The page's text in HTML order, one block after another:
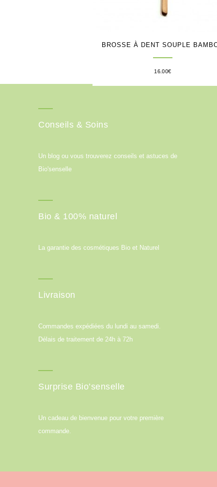
BROSSE À DENT SOUPLE
16.00€
Conseils & Soins
Un blog ou vous trouverez conseils et astuces de
Bio'senselle
Bio & 100% naturel
La garantie des cosmétiques Bio et Naturel
Livraison
Commandes expédiées du lundi au samedi.
Délais de traitement de 24h à 72h
Surprise Bio’senselle
Un cadeau de bienvenue pour votre première
commande.